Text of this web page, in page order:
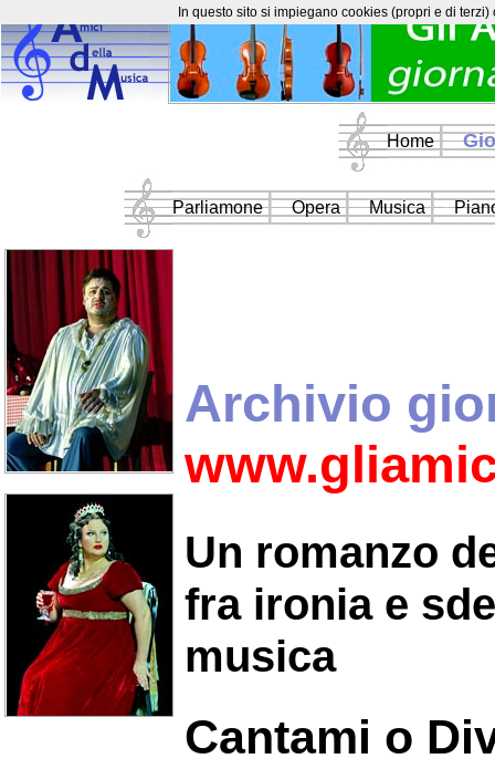
Home
Parliamone Opera Musica
Archivio
Un romanzo
fra ironia e
musica
Cantami o
In questo sito si impiegano cookies (propri e di